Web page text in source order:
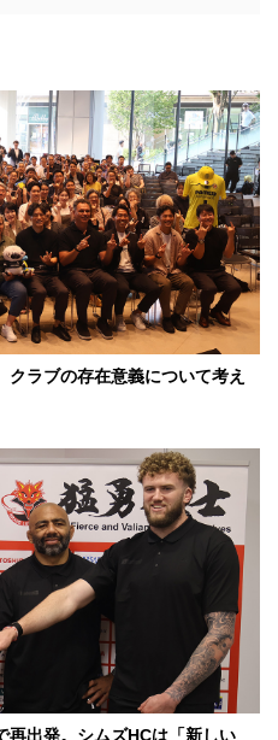
ラブの存在意義について考え
再出発。シムズHCは「新しい